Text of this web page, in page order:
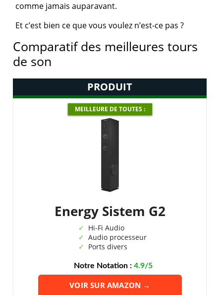
comme jamais auparavant.
Et c’est bien ce que vous voulez n’est-ce pas ?
Comparatif des meilleures tours
de son
PRODUIT
MEILLEURE DE TOUTES :
Energy Sistem G2
Hi-Fi Audio
Audio processeur
Ports divers
Notre Notation :4.9/5
VOIR SUR AMAZON →